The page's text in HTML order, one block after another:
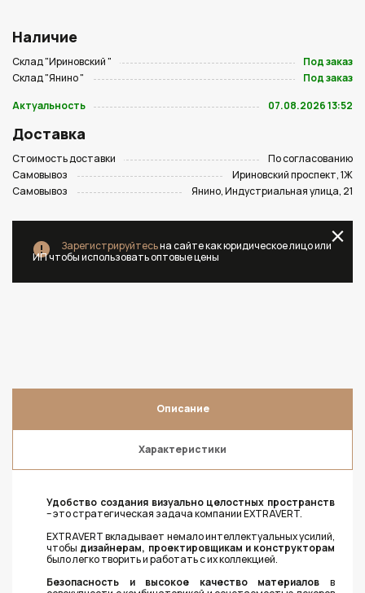
Наличие
Склад "Ириновский "
Под заказ
Склад "Янино "
Под заказ
Актуальность
07.08.2026 13:52
Доставка
Стоимость доставки
По согласованию
Самовывоз
Ириновский проспект, 1Ж
Самовывоз
Янино, Индустриальная улица, 21
Зарегистрируйтесьна сайте как юридическое лицо или
ИП чтобы использовать оптовые цены
Описание
Характеристики
Удобство создания визуально целостных пространств
– это стратегическая задача компании EXTRAVERT.
EXTRAVERT вкладывает немало интеллектуальных усилий,
чтобы дизайнерам, проектировщикам и конструкторам
было легко творить и работать с их коллекцией.
Безопасность и высокое качество материалов в